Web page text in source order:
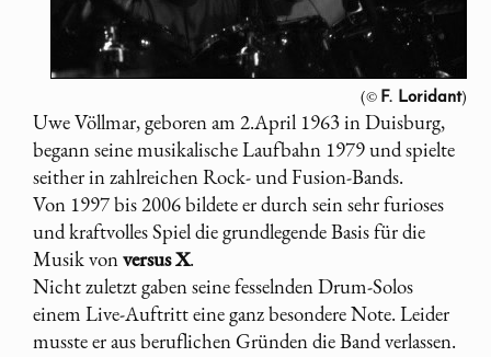
(© F. Loridant)
Uwe Völlmar, geboren am 2.April 1963 in Duisburg,
begann seine musikalische Laufbahn 1979 und spielte
seither in zahlreichen Rock- und Fusion-Bands.
Von 1997 bis 2006 bildete er durch sein sehr furioses
und kraftvolles Spiel die grundlegende Basis für die
Musik vonversus X.
Nicht zuletzt gaben seine fesselnden Drum-Solos
einem Live-Auftritt eine ganz besondere Note. Leider
musste er aus beruflichen Gründen die Band verlassen.